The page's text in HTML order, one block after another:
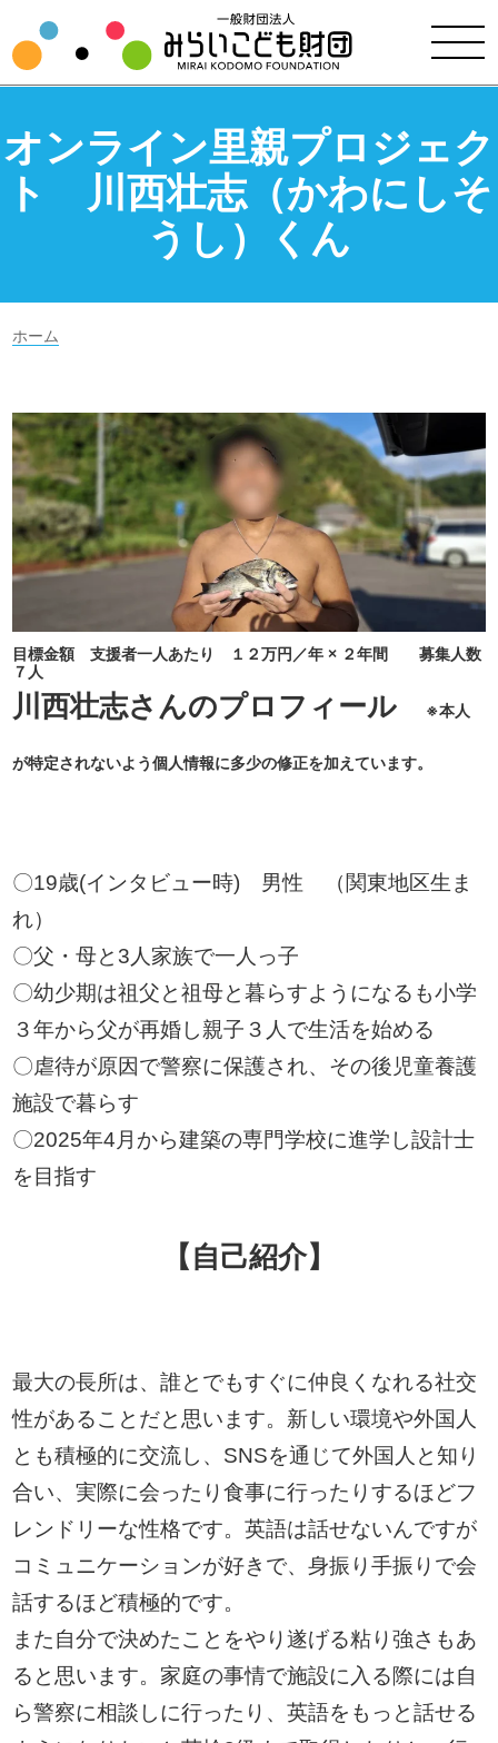
オンライン里親プロジェク
ト 川西壮志（かわにしそ
うし）くん
ホーム
目標金額 支援者一人あたり １２万円／年 × ２年間 募集人数
７人
川西壮志さんのプロフィール ※本人
が特定されないよう個人情報に多少の修正を加えています。
〇19歳(インタビュー時) 男性 （関東地区生ま
れ）
〇父・母と3人家族で一人っ子
〇幼少期は祖父と祖母と暮らすようになるも小学
３年から父が再婚し親子３人で生活を始める
〇虐待が原因で警察に保護され、その後児童養護
施設で暮らす
〇2025年4月から建築の専門学校に進学し設計士
を目指す
【自己紹介】
最大の長所は、誰とでもすぐに仲良くなれる社交
性があることだと思います。新しい環境や外国人
とも積極的に交流し、SNSを通じて外国人と知り
合い、実際に会ったり食事に行ったりするほどフ
レンドリーな性格です。英語は話せないんですが
コミュニケーションが好きで、身振り手振りで会
話するほど積極的です。
また自分で決めたことをやり遂げる粘り強さもあ
ると思います。家庭の事情で施設に入る際には自
ら警察に相談しに行ったり、英語をもっと話せる